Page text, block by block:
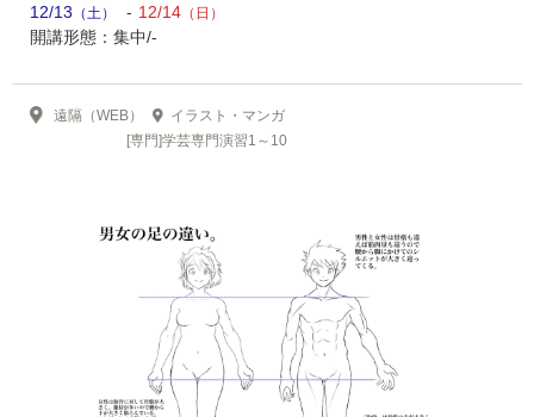
12/13 （土） 12/14 （日）
開講形態：集中/-
遠隔（WEB）
イラスト・マンガ
[専門]学芸専門演習1～10